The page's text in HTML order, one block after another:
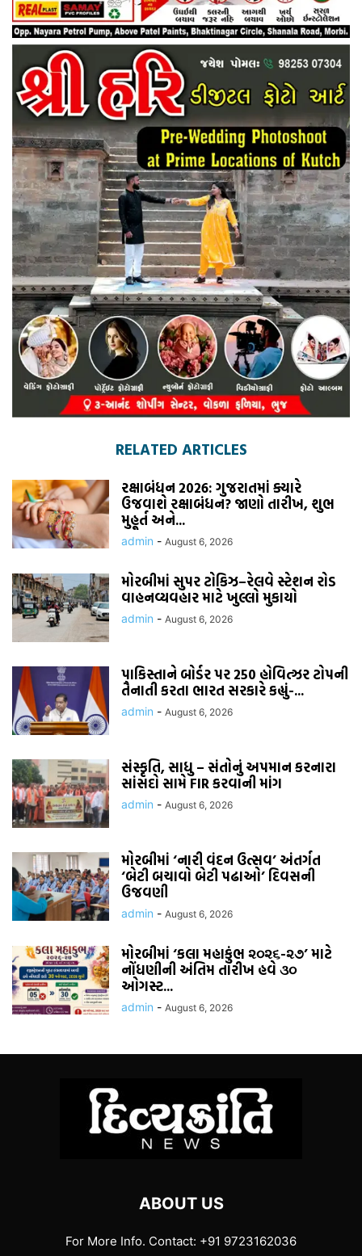
RELATED ARTICLES
રક્ષાબંધન 2026: ગુજરાતમાં ક્યારે
ઉજવાશે રક્ષાબંધન? જાણો તારીખ, શુભ
મુહૂર્ત અને...
admin - August 6, 2026
મોરબીમાં સુપર ટોકિઝ–રેલવે સ્ટેશન રોડ
વાહનવ્યવહાર માટે ખુલ્લો મુકાયો
admin - August 6, 2026
પાકિસ્તાને બોર્ડર પર 250 હોવિત્ઝર ટોપની
તૈનાતી કરતા ભારત સરકારે કહ્યું-...
admin - August 6, 2026
સંસ્કૃતિ, સાધુ – સંતોનું અપમાન કરનારા
સાંસદો સામે FIR કરવાની માંગ
admin - August 6, 2026
મોરબીમાં ‘નારી વંદન ઉત્સવ’ અંતર્ગત
‘બેટી બચાવો બેટી પઢાઓ’ દિવસની
ઉજવણી
admin - August 6, 2026
મોરબીમાં ‘કલા મહાકુંભ ૨૦૨૬-૨૭’ માટે
નોંધણીની અંતિમ તારીખ હવે ૩૦
ઓગસ્ટ...
admin - August 6, 2026
ABOUT US
For More Info. Contact: +91 9723162036